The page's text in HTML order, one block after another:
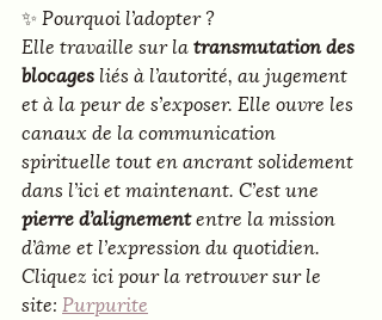
✨ Pourquoi l’adopter ?
Elle travaille sur la transmutation des
blocages liés à l’autorité, au jugement
et à la peur de s’exposer. Elle ouvre les
canaux de la communication
spirituelle tout en ancrant solidement
dans l’ici et maintenant. C’est une
pierre d’alignement entre la mission
d’âme et l’expression du quotidien.
Cliquez ici pour la retrouver sur le
site: Purpurite